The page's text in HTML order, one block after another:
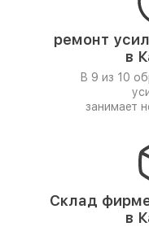
ремонт
в
В 9 из 10
занимает
Склад
в